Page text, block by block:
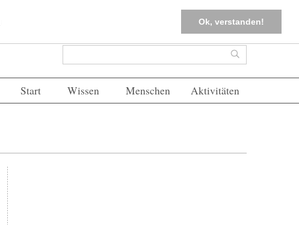
Ok, verstanden!
FAQs Einloggen
Suchformular Suche
Start Wissen Menschen Aktivitäten